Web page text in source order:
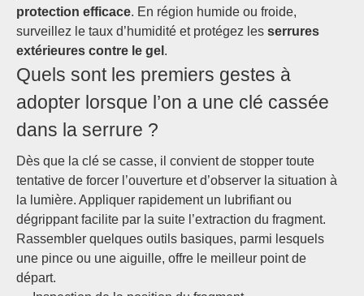
protection efficace. En région humide ou froide,
surveillez le taux d’humidité et protégez les serrures
extérieures contre le gel .
Quels sont les premiers gestes à
adopter lorsque l’on a une clé cassée
dans la serrure ?
Dès que la clé se casse, il convient de stopper toute
tentative de forcer l’ouverture et d’observer la situation à
la lumière. Appliquer rapidement un lubrifiant ou
dégrippant facilite par la suite l’extraction du fragment.
Rassembler quelques outils basiques, parmi lesquels
une pince ou une aiguille, offre le meilleur point de
départ.